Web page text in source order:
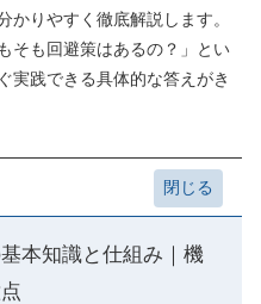
かりやすく徹底解説します。
そも回避策はあるの？」とい
実践できる具体的な答えがき
本知識と仕組み｜機